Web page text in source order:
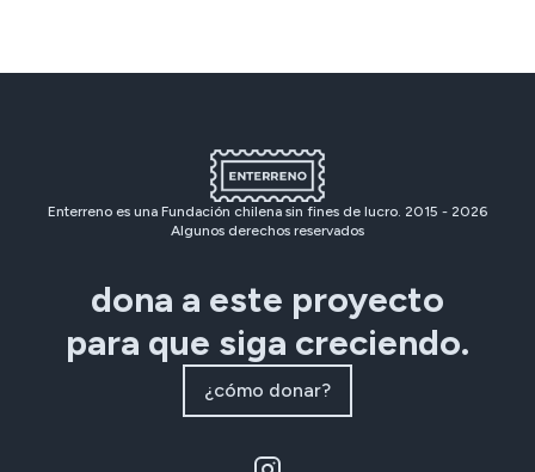
Enterreno es una Fundación chilena sin fines de lucro. 2015 - 2026
Algunos derechos reservados
dona a este proyecto
para que siga creciendo.
¿cómo donar?